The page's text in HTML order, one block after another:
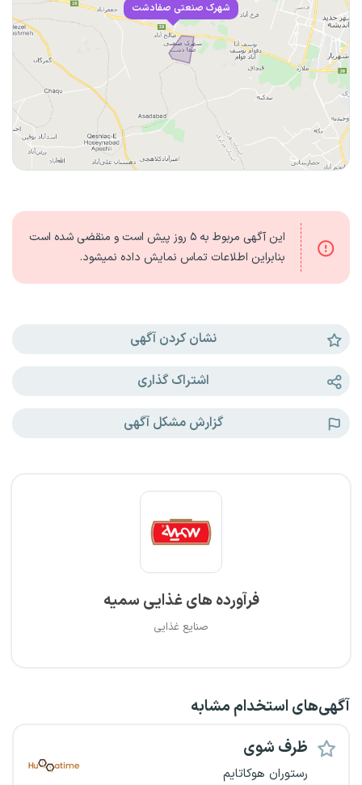
شهرک صنعتی صفادشت
این آگهی مربوط به ۵ روز
پیش است و منقضی شده است
بنابراین اطلاعات تماس نمایش داده نمیشود.
نشان کردن آگهی
اشتراک گذاری
گزارش مشکل آگهی
فرآورده های غذایی سمیه
صنایع غذایی
آگهی‌های استخدام مشابه
ظرف شوی
رستوران هوکاتایم